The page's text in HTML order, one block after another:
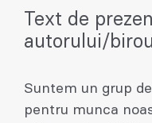
Text de
autorului/
Suntem un grup
pentru munca